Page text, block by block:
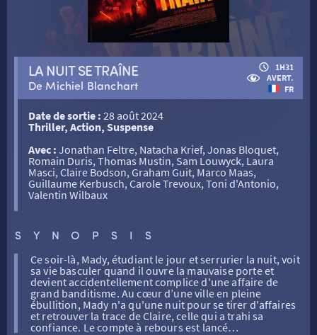
RETOUR
SÉANCES SPÉCIALES
RETOUR
ATELIERS PRATIQUES
RETOUR
LA SÉLECTION DES AMIS DU CINÉMA & LES FILMS
D’ACTUALITÉS
RETOUR
HISTORIQUE
RETOUR
TARIFS
NOS SALLES
LA NUIT SE TRAÎNE
De Michiel Blanchart
1H31
AVERT.
FR
Date de sortie : 28 août 2024
Thriller, Action, Suspense
Avec : Jonathan Feltre, Natacha Krief, Jonas Bloquet,
Romain Duris, Thomas Mustin, Sam Louwyck, Laura
Masci, Claire Bodson, Graham Guit, Marco Maas,
Guillaume Kerbusch, Carole Trevoux, Toni d'Antonio,
Valentin Wilbaux
SYNOPSIS
Ce soir-là, Mady, étudiant le jour et serrurier la nuit, voit
sa vie basculer quand il ouvre la mauvaise porte et
devient accidentellement complice d'une affaire de
grand banditisme. Au cœur d’une ville en pleine
ébullition, Mady n'a qu'une nuit pour se tirer d'affaires
et retrouver la trace de Claire, celle qui a trahi sa
confiance. Le compte à rebours est lancé…